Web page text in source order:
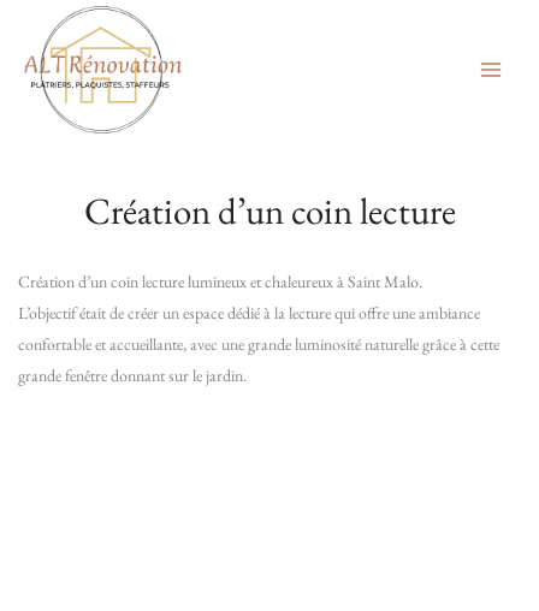
contenu
Création d’un coin lecture
Création d’un coin lecture lumineux et chaleureux à Saint Malo.
L’objectif était de créer un espace dédié à la lecture qui offre une ambiance
confortable et accueillante, avec une grande luminosité naturelle grâce à cette
grande fenêtre donnant sur le jardin.